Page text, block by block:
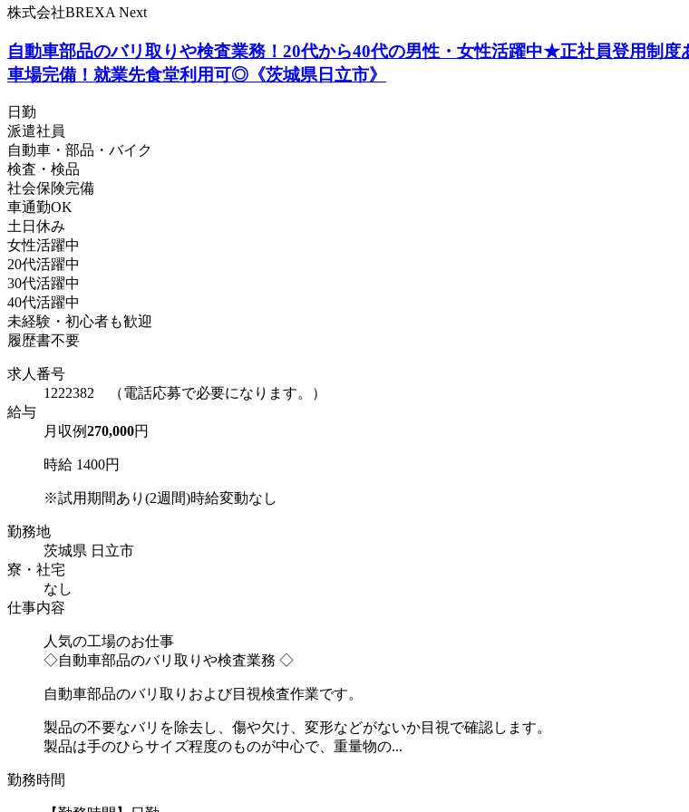
株式会社BREXA Next
自動車部品のバリ取りや検査業務！20代から40代の男性・女性活躍中★正社員登用制
車場完備！就業先食堂利用可◎《茨城県日立市》
日勤
派遣社員
自動車・部品・バイク
検査・検品
社会保険完備
車通勤OK
土日休み
女性活躍中
20代活躍中
30代活躍中
40代活躍中
未経験・初心者も歓迎
履歴書不要
求人番号
1222382 （電話応募で必要になります。）
給与
月収例270,000円
時給 1400円
※試用期間あり(2週間)時給変動なし
勤務地
茨城県 日立市
寮・社宅
なし
仕事内容
人気の工場のお仕事
◇自動車部品のバリ取りや検査業務 ◇
自動車部品のバリ取りおよび目視検査作業です。
製品の不要なバリを除去し、傷や欠け、変形などがないか目視で確認します。
製品は手のひらサイズ程度のものが中心で、重量物の...
勤務時間